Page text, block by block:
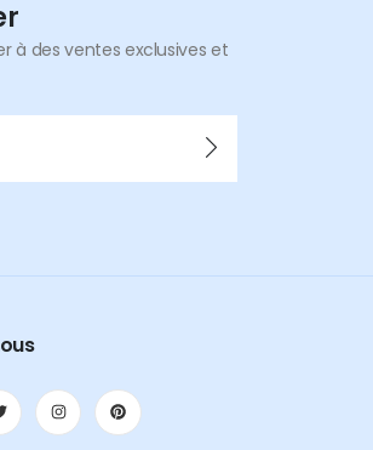
à des ventes exclusives et